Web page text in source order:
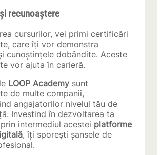
recunoaștere
cursurilor, vei primi certificări
care îți vor demonstra
cunoștințele dobândite. Aceste
vor ajuta în carieră.
LOOP Academy sunt
de multe companii,
angajatorilor nivelul tău de
Investind în dezvoltarea ta
intermediul acestei platforme
, îți sporești șansele de